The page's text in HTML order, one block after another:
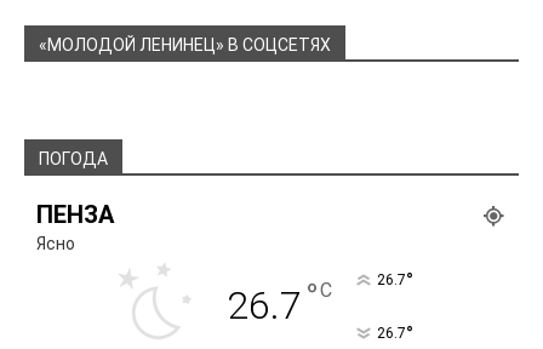
«МОЛОДОЙ ЛЕНИНЕЦ» В СОЦСЕТЯХ
ПОГОДА
ПЕНЗА
Ясно
26.7 °C 26.7°
26.7°